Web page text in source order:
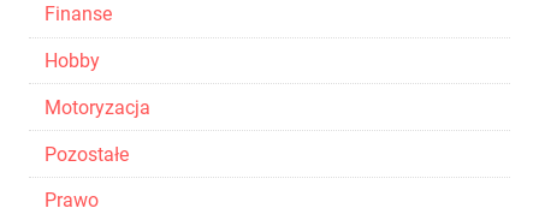
Finanse
Hobby
Motoryzacja
Pozostałe
Prawo